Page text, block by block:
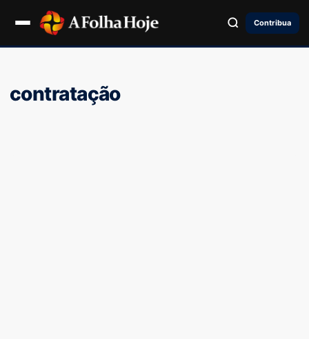
Contribua
contratação